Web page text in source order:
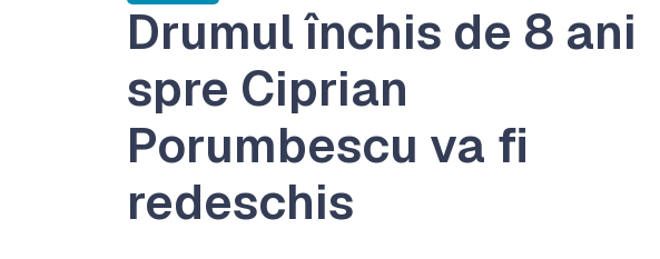
Drumul închis de 8 ani
spre Ciprian
Porumbescu va fi
redeschis